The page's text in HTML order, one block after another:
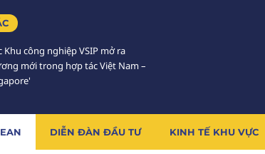
Khu công nghiệp VSIP mở ra
mới trong hợp tác Việt Nam –
DIỄN ĐÀN ĐẦU TƯ KINH TẾ KHU VỰC